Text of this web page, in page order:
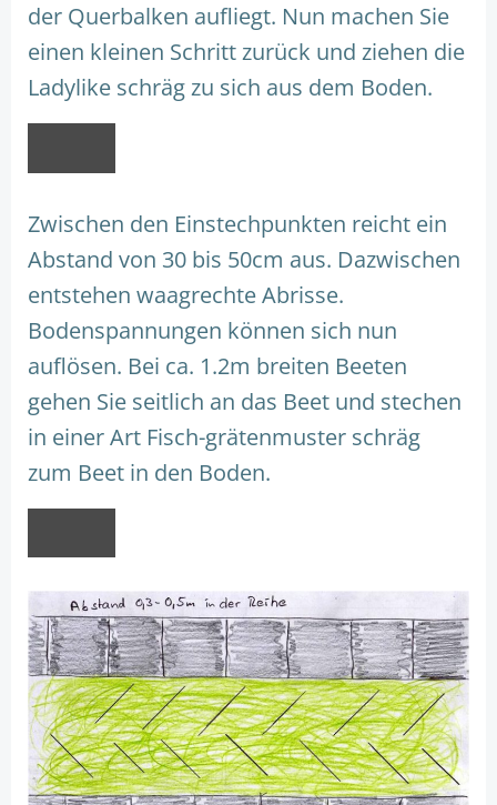
der Querbalken aufliegt. Nun machen Sie
einen kleinen Schritt zurück und ziehen die
Ladylike schräg zu sich aus dem Boden.
Zwischen den Einstechpunkten reicht ein
Abstand von 30 bis 50cm aus. Dazwischen
entstehen waagrechte Abrisse.
Bodenspannungen können sich nun
auflösen. Bei ca. 1.2m breiten Beeten
gehen Sie seitlich an das Beet und stechen
in einer Art Fisch-grätenmuster schräg
zum Beet in den Boden.